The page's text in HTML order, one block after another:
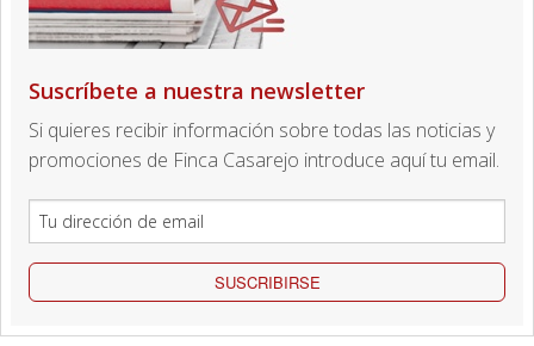
Suscríbete a nuestra newsletter
Si quieres recibir información sobre todas las noticias y
promociones de Finca Casarejo introduce aquí tu email.
SUSCRIBIRSE